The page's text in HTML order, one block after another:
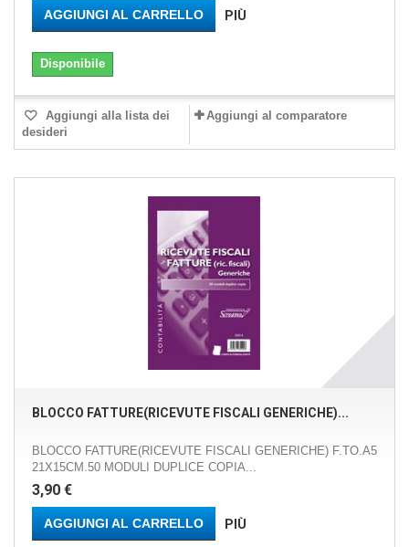
AGGIUNGI AL CARRELLO PIÙ
Disponibile
Aggiungi alla lista dei
desideri
Aggiungi al comparatore
BLOCCO FATTURE(RICEVUTE FISCALI GENERICHE)...
BLOCCO FATTURE(RICEVUTE FISCALI GENERICHE) F.TO.A5
21X15CM.50 MODULI DUPLICE COPIA...
3,90 €
AGGIUNGI AL CARRELLO PIÙ